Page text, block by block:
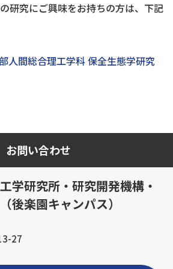
研究にご興味をお持ちの方は、下記
人間総合理工学科 保全生態学研究
お問い合わせ
学研究所・研究開発機構・
後楽園キャンパス）
27